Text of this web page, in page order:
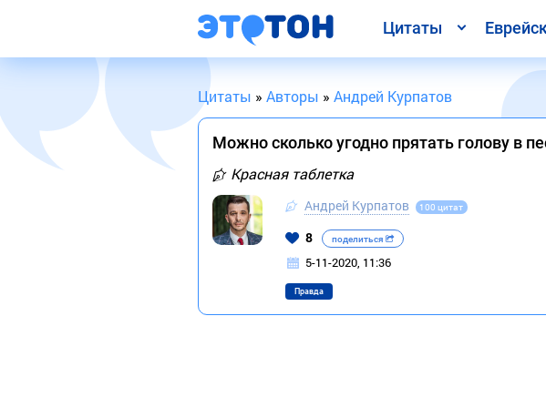
Цитаты
Цитаты » Авторы » Андрей Курпатов
Можно сколько угодно прятать голову в
Красная таблетка
Андрей Курпатов 100 цитат
8 поделиться
5-11-2020, 11:36
Правда